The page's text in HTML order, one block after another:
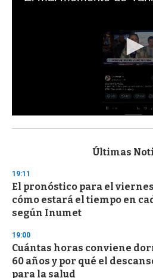
s
d
s
o
f
3
s
e
c
o
n
Últimas
19:11
El pronóstico para el viernes
cómo estará el tiempo en
según Inumet
19:00
Cuántas horas conviene
60 años y por qué el
para la salud